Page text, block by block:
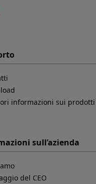
informazioni sui prodotti
sull’azienda
del CEO